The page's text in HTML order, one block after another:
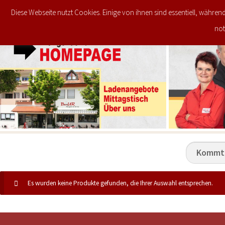
JETZT IM ANGEBOT STARTSEITE
Es wurden keine Produkte gefunden, die Ihrer Auswahl entsprechen.
Diese Webseite nutzt Cookies. Einige von ihnen sind essentiell,